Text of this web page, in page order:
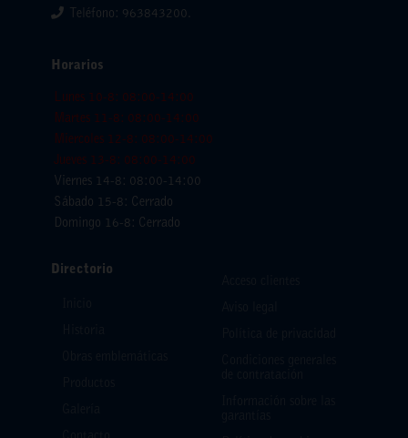
Directorio
Teléfono: 963843200.
Horarios
Lunes 10-8: 08:00-14:00
Martes 11-8: 08:00-14:00
Miercoles 12-8: 08:00-14:00
Jueves 13-8: 08:00-14:00
Viernes 14-8: 08:00-14:00
Sábado 15-8: Cerrado
Domingo 16-8: Cerrado